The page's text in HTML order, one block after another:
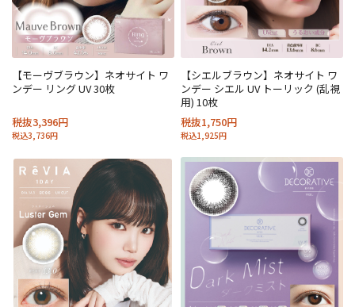
【モーヴブラウン】ネオサイト ワ
ンデー リング UV 30枚
税抜3,396円
税込3,736円
【シエルブラウン】ネオサイト ワ
ンデー シエル UV トーリック (乱視
用) 10枚
税抜1,750円
税込1,925円